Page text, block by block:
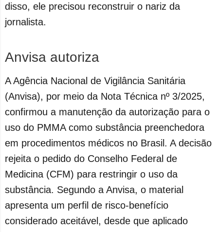
disso, ele precisou reconstruir o nariz da
jornalista.
Anvisa autoriza
A Agência Nacional de Vigilância Sanitária
(Anvisa), por meio da Nota Técnica nº 3/2025,
confirmou a manutenção da autorização para o
uso do PMMA como substância preenchedora
em procedimentos médicos no Brasil. A decisão
rejeita o pedido do Conselho Federal de
Medicina (CFM) para restringir o uso da
substância. Segundo a Anvisa, o material
apresenta um perfil de risco-benefício
considerado aceitável, desde que aplicado